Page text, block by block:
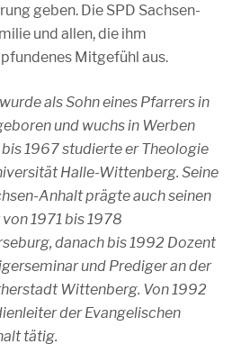
geben. Die SPD Sachsen-
und allen, die ihm
Mitgefühl aus.
als Sohn eines Pfarrers in
und wuchs in Werben
1967 studierte er Theologie
Halle-Wittenberg. Seine
Anhalt prägte auch seinen
1971 bis 1978
danach bis 1992 Dozent
und Prediger an der
Wittenberg. Von 1992
der Evangelischen
tätig.